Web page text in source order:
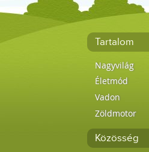
Tartalom
Nagyvilág
Életmód
Vadon
Zöldmotor
Közösség